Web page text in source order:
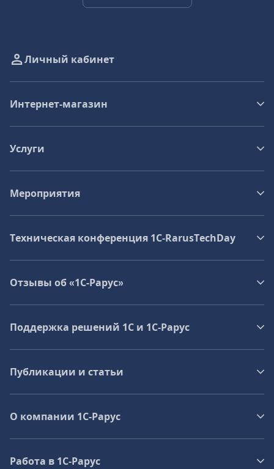
Личный кабинет
Интернет-магазин
Услуги
Мероприятия
Техническая конференция 1C‑RarusTechDay
Отзывы об «1С-Рарус»
Поддержка решений 1С и 1С‑Рарус
Публикации и статьи
О компании 1C-Рарус
Работа в 1С‑Рарус